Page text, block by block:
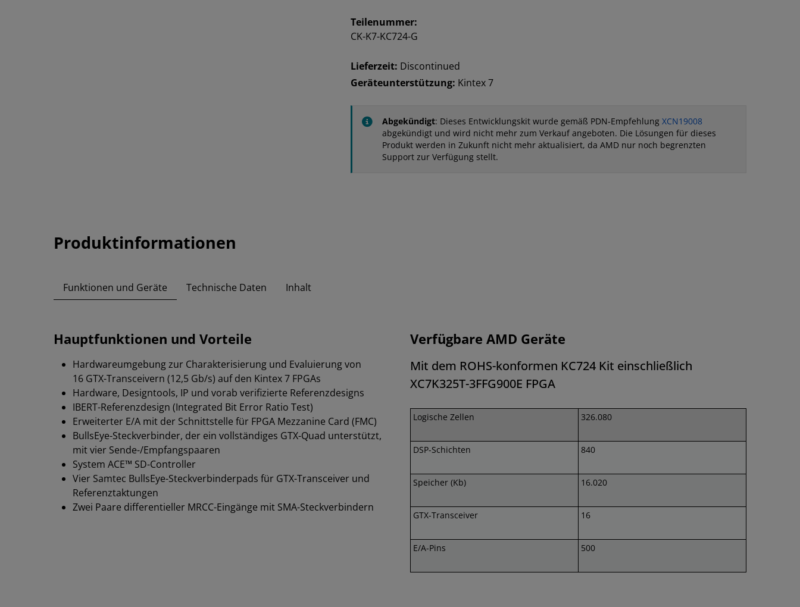
Teilenummer:
CK-K7-KC724-G
Lieferzeit: Discontinued
Geräteunterstützung: Kintex 7
Abgekündigt: Dieses Entwicklungskit wurde gemäß PDN-EmpfehlungXCN19008
abgekündigt und wird nicht mehr zum Verkauf angeboten. Die Lösungen für dieses
Produkt werden in Zukunft nicht mehr aktualisiert, da AMD nur noch begrenzten
Support zur Verfügung stellt.
Produktinformationen
Funktionen und Geräte Technische Daten Inhalt
Hauptfunktionen und Vorteile
Hardwareumgebung zur Charakterisierung und Evaluierung von
16 GTX-Transceivern (12,5 Gb/s) auf den Kintex 7 FPGAs
Hardware, Designtools, IP und vorab verifizierte Referenzdesigns
IBERT-Referenzdesign (Integrated Bit Error Ratio Test)
Erweiterter E/A mit der Schnittstelle für FPGA Mezzanine Card (FMC)
BullsEye-Steckverbinder, der ein vollständiges GTX-Quad unterstützt,
mit vier Sende-/Empfangspaaren
System ACE™ SD-Controller
Vier Samtec BullsEye-Steckverbinderpads für GTX-Transceiver und
Referenztaktungen
Zwei Paare differentieller MRCC-Eingänge mit SMA-Steckverbindern
Verfügbare AMD Geräte
Mit dem ROHS-konformen KC724 Kit einschließlich
XC7K325T-3FFG900E FPGA
Logische Zellen 326.080
DSP-Schichten 840
Speicher (Kb) 16.020
GTX-Transceiver 16
E/A-Pins 500